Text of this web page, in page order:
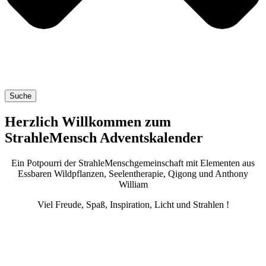
Suche
Herzlich Willkommen zum
StrahleMensch Adventskalender
Ein Pot­pour­ri der Strah­le­Mensch­ge­mein­schaft mit Ele­men­ten aus
Ess­ba­ren Wild­pflan­zen, See­len­the­ra­pie, Qigong und Antho­ny
William
Viel Freu­de, Spaß, Inspi­ra­ti­on, Licht und Strahlen !